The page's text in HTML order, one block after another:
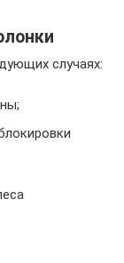
случаях: